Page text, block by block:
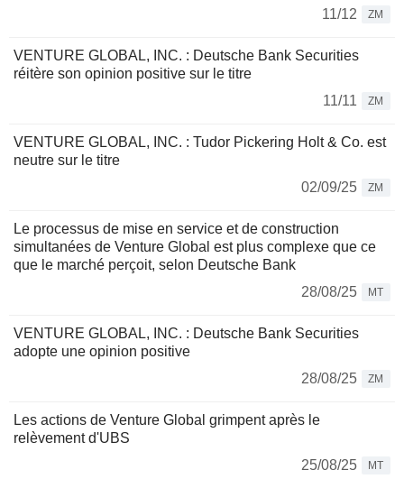
11/12
ZM
VENTURE GLOBAL, INC. : Deutsche Bank Securities
réitère son opinion positive sur le titre
11/11
ZM
VENTURE GLOBAL, INC. : Tudor Pickering Holt & Co. est
neutre sur le titre
02/09/25
ZM
Le processus de mise en service et de construction
simultanées de Venture Global est plus complexe que ce
que le marché perçoit, selon Deutsche Bank
28/08/25
MT
VENTURE GLOBAL, INC. : Deutsche Bank Securities
adopte une opinion positive
28/08/25
ZM
Les actions de Venture Global grimpent après le
relèvement d'UBS
25/08/25
MT